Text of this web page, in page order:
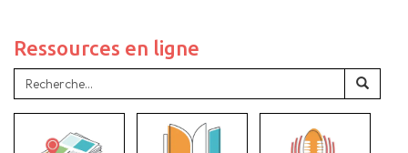
Ressources en ligne